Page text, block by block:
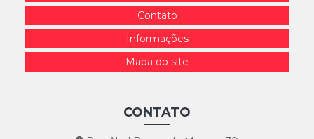
Contato
Informações
Mapa do site
CONTATO